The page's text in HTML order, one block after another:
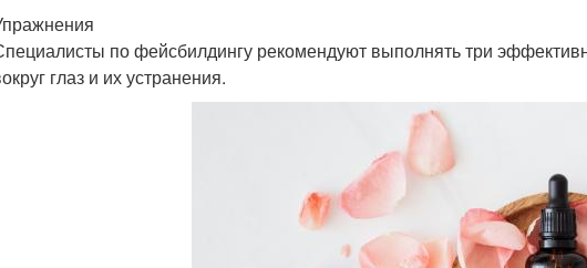
по фейсбилдингу рекомендуют выполнять три
глаз и их устранения.